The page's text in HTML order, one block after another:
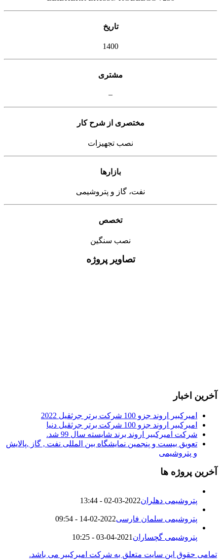
تاریخ
1400
مشتری
–
مختصری از شرح کار
نصب تجهیزات
بازارها
نفت، گاز و پتروشیمی
تخصص
نصب سنگین
تصاویر پروژه
آخرین اخبار
امیرکبیر اروند جزو 100 شرکت برتر جرثقیل 2022
امیرکبیر اروند جزو 100 شرکت برتر جرثقیل دنیا
شرکت امیرکبیر اروند برند شایسته سال 99 شد.
تعویق بیست و پنجمین نمایشگاه بین المللی نفت , گاز ,پالایش
و پتروشیمی
آخرین پروژه ها
پتروشیمی دهلران2022-03-02 - 13:44
پتروشیمی سلمان فارسی2022-02-14 - 09:54
پتروشیمی گچساران 2021-04-03 - 10:25
تمامی حقوق این سایت متعلق به شرکت امیرکبیر می باشد.